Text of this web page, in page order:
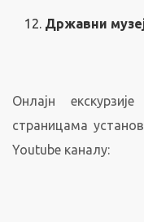
Државни
Онлајн
страницама
Youtube каналу: